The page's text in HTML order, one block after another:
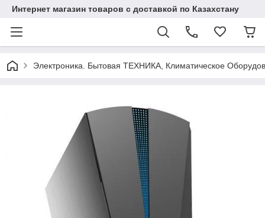
Интернет магазин товаров с доставкой по Казахстану
Электроника. Бытовая ТЕХНИКА, Климатическое